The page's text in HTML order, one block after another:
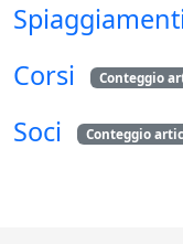
Corsi Conteggio
Soci Conteggio